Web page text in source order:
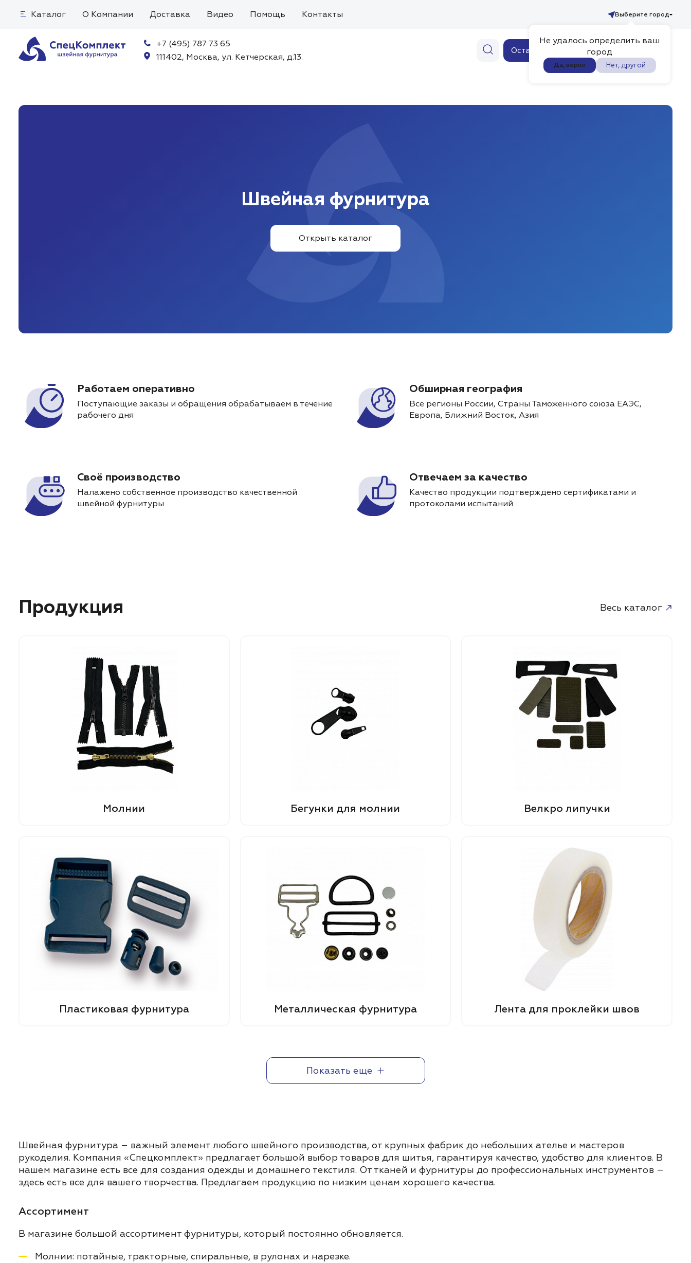
Не удалось определить ваш
город
Да, верно Нет, другой
Каталог О Компании Доставка Видео Помощь Контакты Выберите город
+7 (495) 787 73 65
111402, Москва, ул. Кетчерская, д.13.
Оставить заявку 0
Швейная фурнитура
Открыть каталог
Работаем оперативно
Поступающие заказы и обращения обрабатываем в течение
рабочего дня
Обширная география
Все регионы России, Страны Таможенного союза ЕАЭС,
Европа, Ближний Восток, Азия
Своё производство
Налажено собственное производство качественной
швейной фурнитуры
Отвечаем за качество
Качество продукции подтверждено сертификатами и
протоколами испытаний
Продукция Весь каталог
Молнии Бегунки для молнии Велкро липучки
Пластиковая фурнитура Металлическая фурнитура Лента для проклейки швов
Показать еще
Швейная фурнитура – важный элемент любого швейного производства, от крупных фабрик до небольших ателье и мастеров
рукоделия. Компания «Спецкомплект» предлагает большой выбор товаров для шитья, гарантируя качество, удобство для клиентов. В
нашем магазине есть все для создания одежды и домашнего текстиля. От тканей и фурнитуры до профессиональных инструментов –
здесь есть все для вашего творчества. Предлагаем продукцию по низким ценам хорошего качества.
Ассортимент
В магазине большой ассортимент фурнитуры, который постоянно обновляется.
Молнии: потайные, тракторные, спиральные, в рулонах и нарезке.